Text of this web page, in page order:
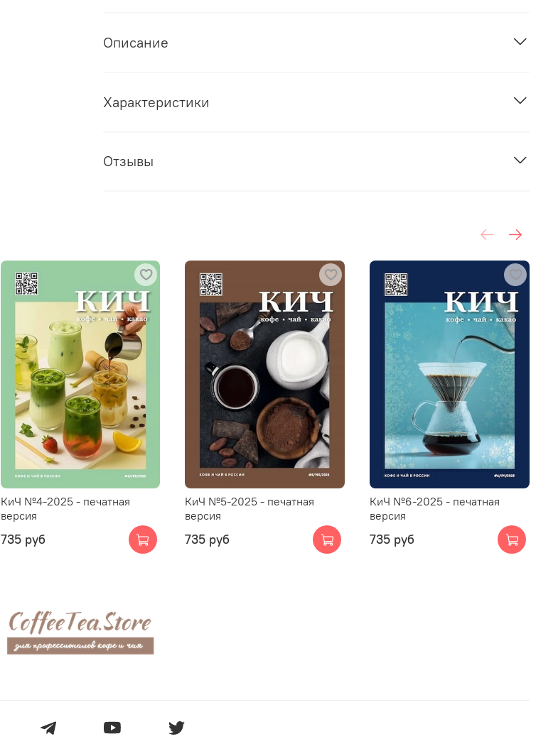
Описание
Характеристики
Отзывы
КиЧ №4-2025 - печатная
версия
735 руб
КиЧ №5-2025 - печатная
версия
735 руб
КиЧ №6-2025 - печатная
версия
735 руб